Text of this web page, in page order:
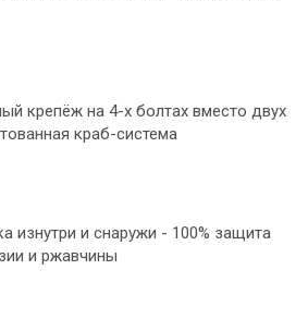
крепёж на 4-х болтах вместо двух
краб-система
изнутри и снаружи - 100% защита
и ржавчины